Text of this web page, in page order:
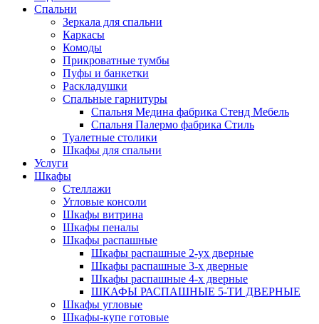
Спальни
Зеркала для спальни
Каркасы
Комоды
Прикроватные тумбы
Пуфы и банкетки
Раскладушки
Спальные гарнитуры
Спальня Медина фабрика Стенд Мебель
Спальня Палермо фабрика Стиль
Туалетные столики
Шкафы для спальни
Услуги
Шкафы
Стеллажи
Угловые консоли
Шкафы витрина
Шкафы пеналы
Шкафы распашные
Шкафы распашные 2-ух дверные
Шкафы распашные 3-х дверные
Шкафы распашные 4-х дверные
ШКАФЫ РАСПАШНЫЕ 5-ТИ ДВЕРНЫЕ
Шкафы угловые
Шкафы-купе готовые